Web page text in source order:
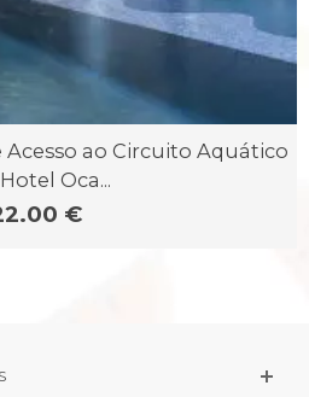
ao Circuito Aquático
Oca...
€